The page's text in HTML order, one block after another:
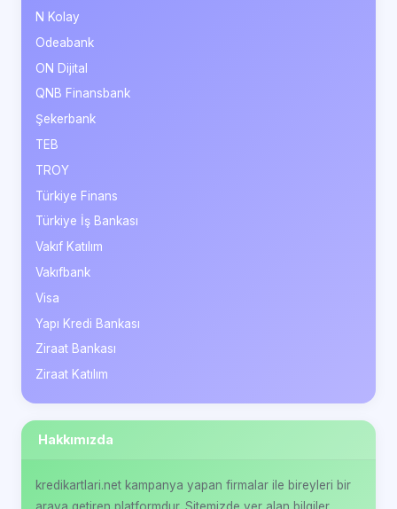
N Kolay
Odeabank
ON Dijital
QNB Finansbank
Şekerbank
TEB
TROY
Türkiye Finans
Türkiye İş Bankası
Vakıf Katılım
Vakıfbank
Visa
Yapı Kredi Bankası
Ziraat Bankası
Ziraat Katılım
Hakkımızda
kredikartlari.net kampanya yapan firmalar ile bireyleri bir
araya getiren platformdur. Sitemizde yer alan bilgiler